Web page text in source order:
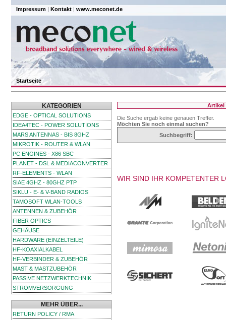
Impressum | Kontakt | www.meconet.de
Startseite
KATEGORIEN
EDGE - OPTICAL SOLUTIONS
IDEA4TEC - POWER SOLUTIONS
MARS ANTENNAS - BIS 8GHZ
MIKROTIK - ROUTER & WLAN
PC ENGINES - X86 SBC
PLANET - DSL & MEDIACONVERTER
RF-ELEMENTS - WLAN
SIAE 4GHZ - 80GHZ PTP
SIKLU - E- & V-BAND RADIOS
TAMOSOFT WLAN-TOOLS
ANTENNEN & ZUBEHÖR
FIBER OPTICS
GEHÄUSE
HARDWARE (EINZELTEILE)
HF-KOAXIALKABEL
HF-VERBINDER & ZUBEHÖR
MAST & MASTZUBEHÖR
PASSIVE NETZWERKTECHNIK
STROMVERSORGUNG
MEHR ÜBER...
RETURN POLICY / RMA
Artikel
Die Suche ergab keine genauen Treffer.
Möchten Sie noch einmal suchen?
Suchbegriff:
WIR SIND IHR KOMPETENTER